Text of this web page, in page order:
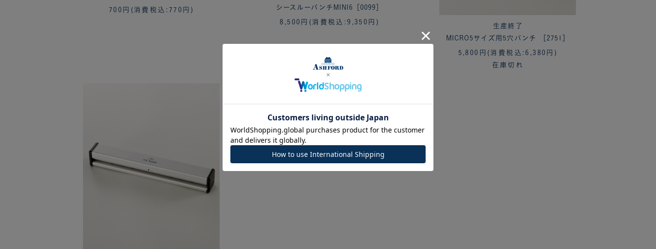
700円 (消費税込:770円)
シースルーパンチMINI6［0099］
8,500円 (消費税込:9,350円)
生産終了
MICRO5サイズ用5穴パンチ ［2751］
5,800円 (消費税込:6,380円)
在庫切れ